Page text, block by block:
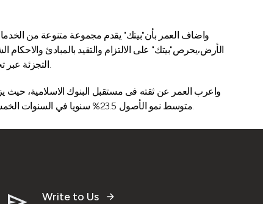
واضاف العمر بأن"بيتك" يقدم مجموعة متنوعة من
الأرض،يحرص"بيتك" على الالتزام والتقيد بالمبادئ
التجزئة عبر تحسين الخدمات والمنتجات،والتركيز على الأصول المربحة،مع دعم التوسع والانتشار محليا وعالميا ،وقد بدانا جنى الثمار خاصة بعد عملية اعادة الهيكلة.
متوسط نمو الأصول 23.5% سنويا في السنوات الخمسة الماضية، وتجاوز حجم الأصول المدارة 1.5 ترليون دولار في 2013، وفى عام 2020 ستبلغ قيمة الخدمات المالية الإسلامية 4 تريليون دولار أمريكي.
Write to Us